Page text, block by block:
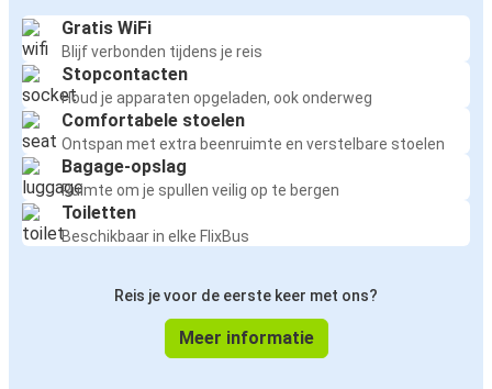
Gratis WiFi
Blijf verbonden tijdens je reis
Stopcontacten
Houd je apparaten opgeladen, ook onderweg
Comfortabele stoelen
Ontspan met extra beenruimte en verstelbare stoelen
Bagage-opslag
Ruimte om je spullen veilig op te bergen
Toiletten
Beschikbaar in elke FlixBus
Reis je voor de eerste keer met ons?
Meer informatie